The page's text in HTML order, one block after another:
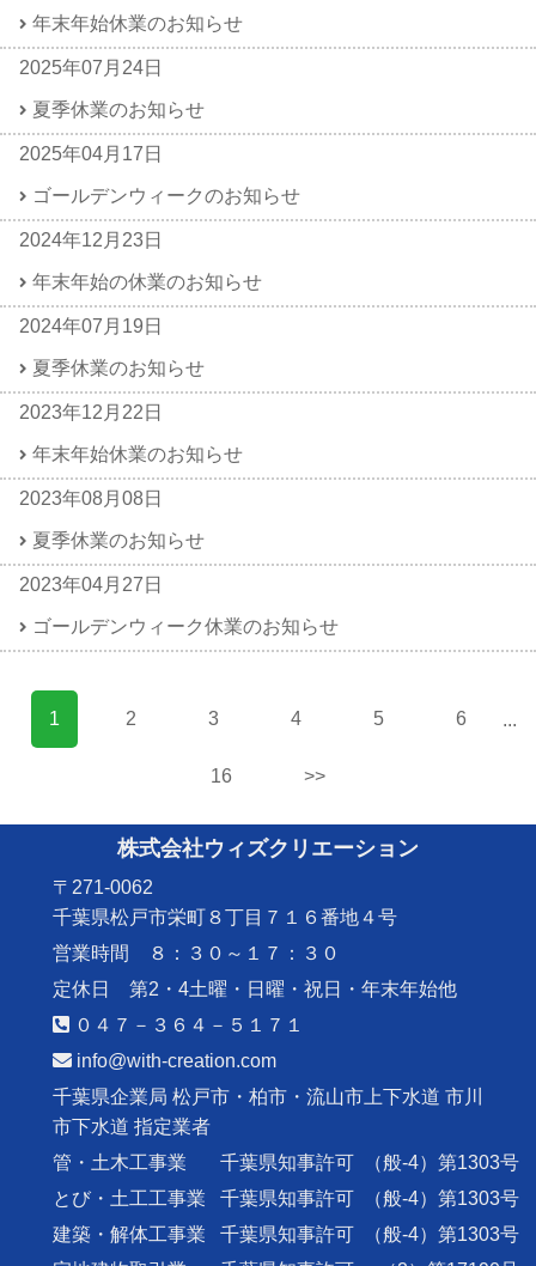
年末年始休業のお知らせ
2025年07月24日
夏季休業のお知らせ
2025年04月17日
ゴールデンウィークのお知らせ
2024年12月23日
年末年始の休業のお知らせ
2024年07月19日
夏季休業のお知らせ
2023年12月22日
年末年始休業のお知らせ
2023年08月08日
夏季休業のお知らせ
2023年04月27日
ゴールデンウィーク休業のお知らせ
1 2 3 4 5 6 ...
16 >>
株式会社ウィズクリエーション
〒271-0062
千葉県松戸市栄町８丁目７１６番地４号
営業時間 ８：３０～１７：３０
定休日 第2・4土曜・日曜・祝日・年末年始他
０４７－３６４－５１７１
info@with-creation.com
千葉県企業局 松戸市・柏市・流山市上下水道 市川
市下水道 指定業者
管・土木工事業
千葉県知事許可
（般-4）第1303号
とび・土工工事業
千葉県知事許可
（般-4）第1303号
建築・解体工事業
千葉県知事許可
（般-4）第1303号